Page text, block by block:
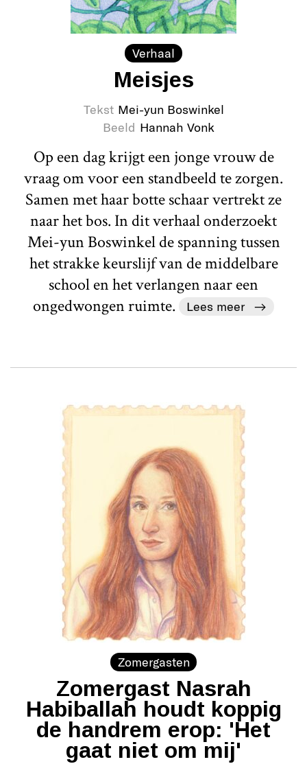
Verhaal
Meisjes
Tekst Mei-yun Boswinkel
Beeld Hannah Vonk
Op een dag krijgt een jonge vrouw de
vraag om voor een standbeeld te zorgen.
Samen met haar botte schaar vertrekt ze
naar het bos. In dit verhaal onderzoekt
Mei-yun Boswinkel de spanning tussen
het strakke keurslijf van de middelbare
school en het verlangen naar een
ongedwongen ruimte.
Lees meer
Zomergasten
Zomergast Nasrah
Habiballah houdt koppig
de handrem erop: 'Het
gaat niet om mij'